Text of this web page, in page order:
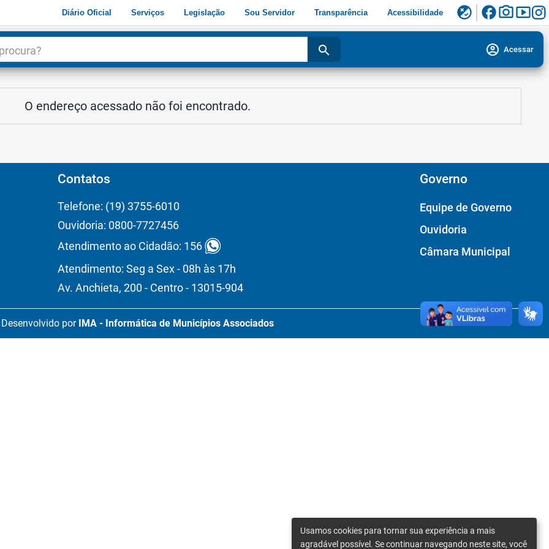
Diário Oficial Serviços Legislação Sou Servidor Transparência Acessibilidade flaky facebookphoto_camerasmart_display
search account_circle Acessar
O endereço acessado não foi encontrado.
Contatos
Telefone: (19) 3755-6010
Ouvidoria: 0800-7727456
Atendimento ao Cidadão: 156
Atendimento: Seg a Sex - 08h às 17h
Av. Anchieta, 200 - Centro - 13015-904
Governo
Equipe de Governo
Ouvidoria
Câmara Municipal
Desenvolvido por IMA - Informática de Municípios Associados
Usamos cookies para tornar sua experiência a mais
agradável possível. Se continuar navegando neste site, você